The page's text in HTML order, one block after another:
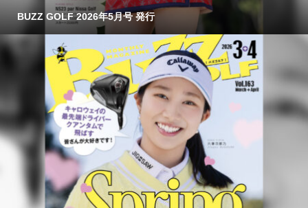
BUZZ GOLF 2026年5月号 発行